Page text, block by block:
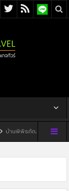
ไทดำ บ้านหนองม